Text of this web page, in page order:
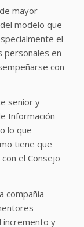
mayor
modelo que
el
personales en
con
senior y
Información
lo que
tiene que
el Consejo
compañía
incremento y